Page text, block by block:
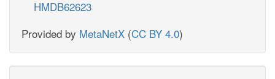
HMDB62623
Provided by MetaNetX (CC BY 4.0)